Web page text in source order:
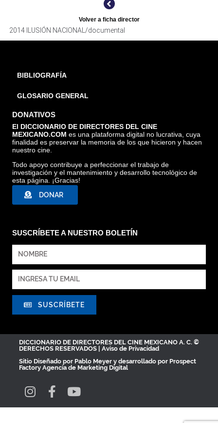
Volver a ficha director
2014 ILUSIÓN NACIONAL/documental
BIBLIOGRAFÍA
GLOSARIO GENERAL
DONATIVOS
El DICCIONARIO DE DIRECTORES DEL CINE
MEXICANO.COM es una plataforma digital no lucrativa, cuya
finalidad es preservar la memoria de los que hicieron y hacen
nuestro cine.
Todo apoyo contribuye a perfeccionar el trabajo de
investigación y el mantenimiento y desarrollo tecnológico de
esta página. ¡Gracias!
DONAR
SUSCRÍBETE A NUESTRO BOLETÍN
SUSCRÍBETE
DICCIONARIO DE DIRECTORES DEL CINE MEXICANO A. C. ©
DERECHOS RESERVADOS | Aviso de Privacidad
Sitio Diseñado por Pablo Meyer y desarrollado por Prospect
Factory Agencia de Marketing Digital